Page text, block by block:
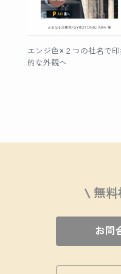
エンジ色×２つの社名で印
的な外観へ
\ 無料
お問